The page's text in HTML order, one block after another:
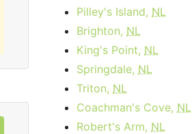
Pilley's Island, NL
Brighton, NL
King's Point, NL
Springdale, NL
Triton, NL
Coachman's Cove, NL
Robert's Arm, NL